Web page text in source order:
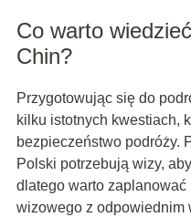
Co warto
Chin?
Przygotowując się do
kilku istotnych kwestiach,
bezpieczeństwo podróży.
Polski potrzebują wizy,
dlatego warto zaplanować
wizowego z odpowiednim